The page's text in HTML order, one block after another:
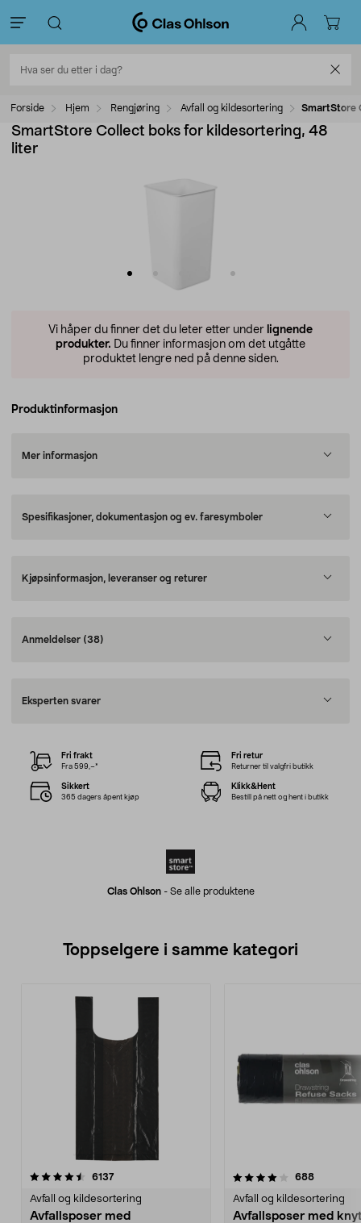
Forside Hjem Rengjøring Avfall og kildesortering SmartStore
SmartStore Collect boks for kildesortering, 48
liter
Vi håper du finner det du leter etter under lignende
produkter. Du finner informasjon om det utgåtte
produktet lengre ned på denne siden.
Produktinformasjon
Mer informasjon
Spesifikasjoner, dokumentasjon og ev. faresymboler
Kjøpsinformasjon, leveranser og returer
Anmeldelser (38)
Eksperten svarer
Clas Ohlson- Se alle produktene
Fri frakt
Fra 599,–*
Fri retur
Returner til valgfri butikk
Sikkert
365 dagers åpent kjøp
Klikk&Hent
Bestill på nett og hent i butikk
Toppselgere i samme kategori
6137anmeldelser
Avfall og kildesortering
Avfallsposer med
4.0 av 5 stjerner 688
Avfall og kildesortering
Avfallsposer med
4.5 av 5 stjerner